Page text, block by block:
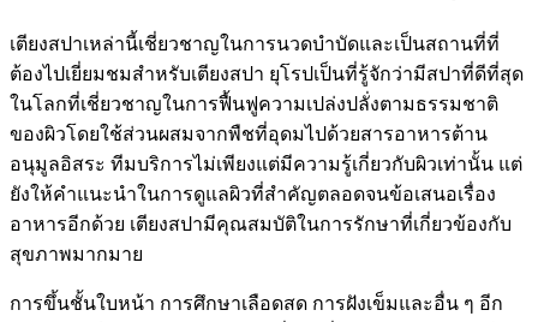
เตียงสปาเหล่านี้เชี่ยวชาญในการนวดบำบัดและเป็นสถานที่ที่
ต้องไปเยี่ยมชมสำหรับเตียงสปา ยุโรปเป็นที่รู้จักว่ามีสปาที่ดีที่สุด
ในโลกที่เชี่ยวชาญในการฟื้นฟูความเปล่งปลั่งตามธรรมชาติ
ของผิวโดยใช้ส่วนผสมจากพืชที่อุดมไปด้วยสารอาหารต้าน
อนุมูลอิสระ ทีมบริการไม่เพียงแต่มีความรู้เกี่ยวกับผิวเท่านั้น แต่
ยังให้คำแนะนำในการดูแลผิวที่สำคัญตลอดจนข้อเสนอเรื่อง
อาหารอีกด้วย เตียงสปามีคุณสมบัติในการรักษาที่เกี่ยวข้องกับ
สุขภาพมากมาย
การขึ้นชั้นใบหน้า การศึกษาเลือดสด การฝังเข็มและอื่น ๆ อีก